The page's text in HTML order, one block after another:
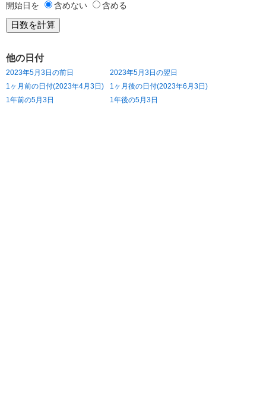
開始日を 含めない 含める
他の日付
2023年5月3日の前日
2023年5月3日の翌日
1ヶ月前の日付(2023年4月3日)
1ヶ月後の日付(2023年6月3日)
1年前の5月3日
1年後の5月3日